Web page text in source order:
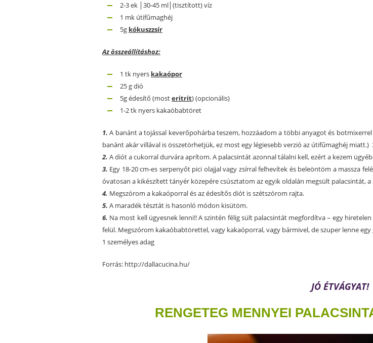
2-3 ek │30-45 ml│(tisztított) víz
1 mk útifűmaghéj
5g kókuszzsír
Az összeállításhoz:
1 tk nyers kakaópor
25 g dió
5g édesítő (mosteritrit) (opcionális)
1-2 tk nyers kakaóbabtöret
1. A banánt a tojással keverőpohárba teszem, hozzáadom a többi anyagot és
banánt akár villával is összetörhetjük, ez most egy légiesebb verzió az útifűmaghéj
2. A diót a cukorral durvára aprítom. A palacsintát azonnal tálalni kell, ezért a kezem
3. Egy 18-20 cm-es serpenyőt pici olajjal vagy zsírral felhevítek és beleöntöm a massza
óvatosan a kikészített tányér közepére csúsztatom az egyik oldalán megsült palacsintát,
4. Megszórom a kakaóporral és az édesítős diót is szétszórom rajta.
5. A maradék tésztát is hasonló módon kisütöm.
6. Na most kell ügyesnek lenni!! A szintén félig sült palacsintát megfordítva – egy
felül. Megszórom kakaóbabtörettel, vagy kakaóporral, vagy bármivel, de szuper lenne
1 személyes adag
Forrás: http://dallacucina.hu/
JÓ ÉTVÁGYAT!
RENGETEG MENNYEI